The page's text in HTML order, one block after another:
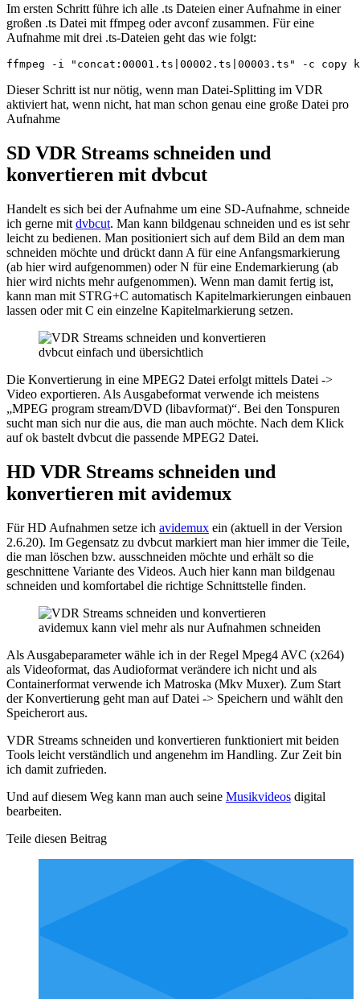
Im ersten Schritt führe ich alle .ts Dateien einer Aufnahme in einer
großen .ts Datei mit ffmpeg oder avconf zusammen. Für eine
Aufnahme mit drei .ts-Dateien geht das wie folgt:
ffmpeg -i "concat:00001.ts|00002.ts|00003.ts" -c copy
Dieser Schritt ist nur nötig, wenn man Datei-Splitting im VDR
aktiviert hat, wenn nicht, hat man schon genau eine große Datei pro
Aufnahme
SD VDR Streams schneiden und
konvertieren mit dvbcut
Handelt es sich bei der Aufnahme um eine SD-Aufnahme, schneide
ich gerne mit dvbcut. Man kann bildgenau schneiden und es ist sehr
leicht zu bedienen. Man positioniert sich auf dem Bild an dem man
schneiden möchte und drückt dann A für eine Anfangsmarkierung
(ab hier wird aufgenommen) oder N für eine Endemarkierung (ab
hier wird nichts mehr aufgenommen). Wenn man damit fertig ist,
kann man mit STRG+C automatisch Kapitelmarkierungen einbauen
lassen oder mit C ein einzelne Kapitelmarkierung setzen.
dvbcut einfach und übersichtlich
Die Konvertierung in eine MPEG2 Datei erfolgt mittels Datei ->
Video exportieren. Als Ausgabeformat verwende ich meistens
„MPEG program stream/DVD (libavformat)“. Bei den Tonspuren
sucht man sich nur die aus, die man auch möchte. Nach dem Klick
auf ok bastelt dvbcut die passende MPEG2 Datei.
HD VDR Streams schneiden und
konvertieren mit avidemux
Für HD Aufnahmen setze ich avidemux ein (aktuell in der Version
2.6.20). Im Gegensatz zu dvbcut markiert man hier immer die Teile,
die man löschen bzw. ausschneiden möchte und erhält so die
geschnittene Variante des Videos. Auch hier kann man bildgenau
schneiden und komfortabel die richtige Schnittstelle finden.
avidemux kann viel mehr als nur Aufnahmen schneiden
Als Ausgabeparameter wähle ich in der Regel Mpeg4 AVC (x264)
als Videoformat, das Audioformat verändere ich nicht und als
Containerformat verwende ich Matroska (Mkv Muxer). Zum Start
der Konvertierung geht man auf Datei -> Speichern und wählt den
Speicherort aus.
VDR Streams schneiden und konvertieren funktioniert mit beiden
Tools leicht verständlich und angenehm im Handling. Zur Zeit bin
ich damit zufrieden.
Und auf diesem Weg kann man auch seine Musikvideos digital
bearbeiten.
Teile diesen Beitrag